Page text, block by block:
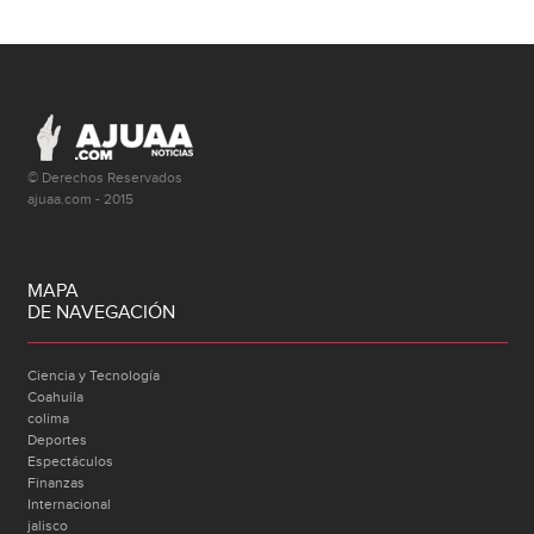
© Derechos Reservados
ajuaa.com - 2015
MAPA
DE NAVEGACIÓN
Ciencia y Tecnología
Coahuila
colima
Deportes
Espectáculos
Finanzas
Internacional
jalisco